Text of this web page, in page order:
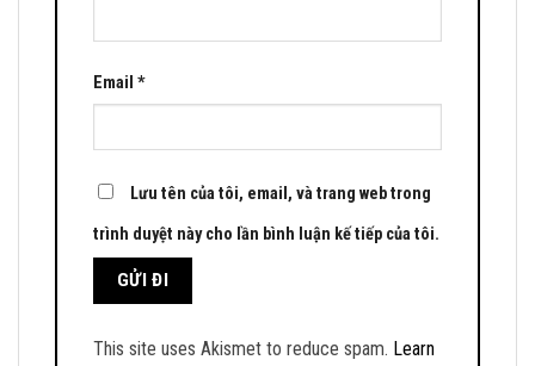
Email *
Lưu tên của tôi, email, và trang web trong
trình duyệt này cho lần bình luận kế tiếp của tôi.
This site uses Akismet to reduce spam. Learn